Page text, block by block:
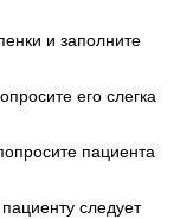
и заполните
его слегка
пациента
следует